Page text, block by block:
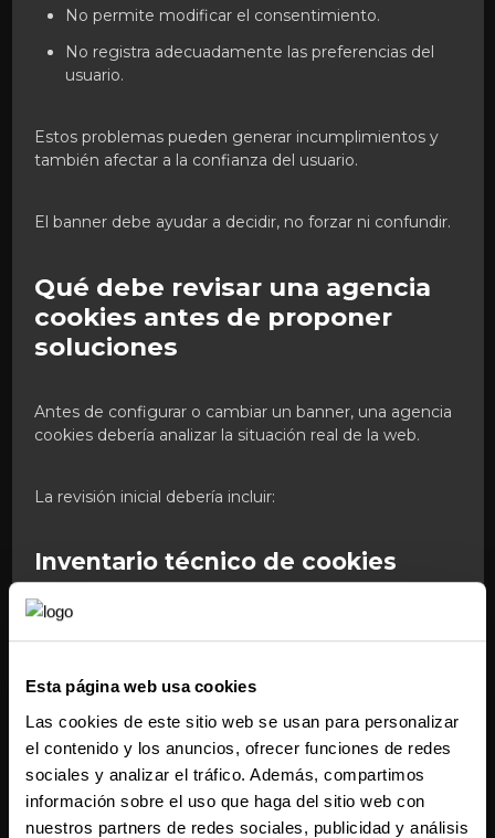
Esta página web usa cookies
Las cookies de este sitio web se usan para personalizar
el contenido y los anuncios, ofrecer funciones de redes
sociales y analizar el tráfico. Además, compartimos
información sobre el uso que haga del sitio web con
nuestros partners de redes sociales, publicidad y análisis
No permite modificar el consentimiento.
No registra adecuadamente las preferencias del
usuario.
Estos problemas pueden generar incumplimientos y
también afectar a la confianza del usuario.
El banner debe ayudar a decidir, no forzar ni confundir.
Qué debe revisar una agencia
cookies antes de proponer
soluciones
Antes de configurar o cambiar un banner, una agencia
cookies debería analizar la situación real de la web.
La revisión inicial debería incluir:
Inventario técnico de cookies
El primer paso es identificar qué cookies se instalan y
de dónde proceden.
personalización y de terceros.
Sin inventario, no se puede informar correctamente al
usuario ni configurar bien el consentimiento.